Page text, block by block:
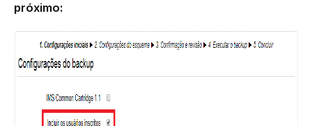
próximo: